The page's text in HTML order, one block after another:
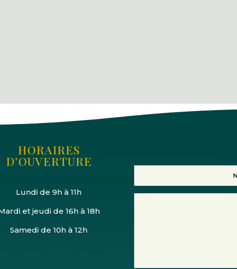
HORAIRES
D’OUVERTURE
Lundi de 9h à 11h
et jeudi de 16h à 18h
Samedi de 10h à 12h